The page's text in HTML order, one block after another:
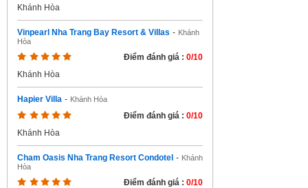
Khánh Hòa
Vinpearl Nha Trang Bay Resort & Villas - Khánh
Hòa
Điểm đánh giá : 0/10
Khánh Hòa
Hapier Villa - Khánh Hòa
Điểm đánh giá : 0/10
Khánh Hòa
Cham Oasis Nha Trang Resort Condotel - Khánh
Hòa
Điểm đánh giá : 0/10